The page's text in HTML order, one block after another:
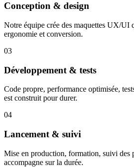
Conception & design
Notre équipe crée des maquettes UX/UI
ergonomie et conversion.
03
Développement & tests
Code propre, performance optimisée,
est construit pour durer.
04
Lancement & suivi
Mise en production, formation, suivi des
accompagne sur la durée.